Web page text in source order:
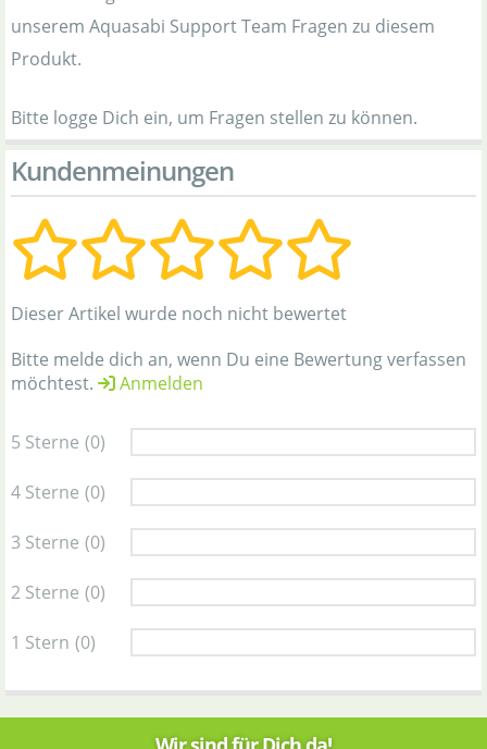
unserem Aquasabi Support Team Fragen zu diesem
Produkt.
Bitte logge Dich ein, um Fragen stellen zu können.
Kundenmeinungen
Dieser Artikel wurde noch nicht bewertet
Bitte melde dich an, wenn Du eine Bewertung verfassen
möchtest.
Anmelden
5 Sterne (0)
4 Sterne (0)
3 Sterne (0)
2 Sterne (0)
1 Stern (0)